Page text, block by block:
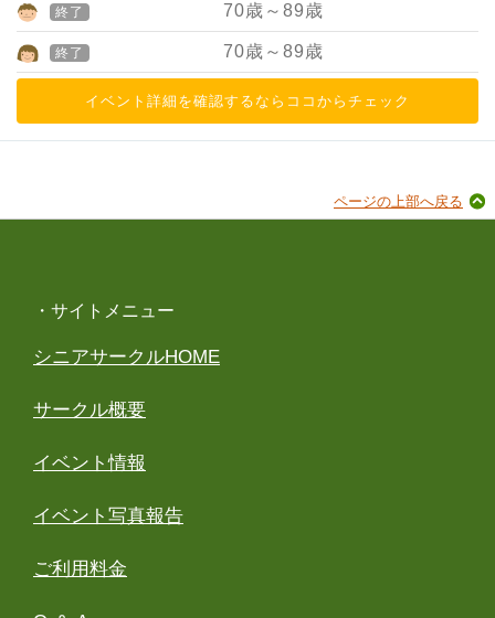
終了 70歳～89歳
終了 70歳～89歳
イベント詳細を確認するならココからチェック
ページの上部へ戻る
・サイトメニュー
シニアサークルHOME
サークル概要
イベント情報
イベント写真報告
ご利用料金